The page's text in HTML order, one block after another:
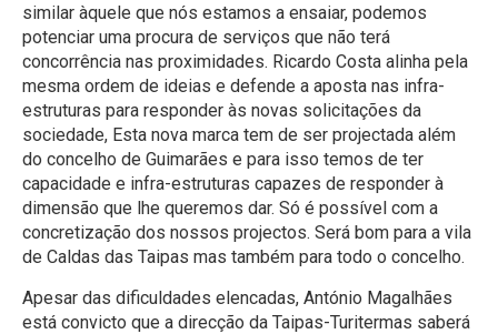
similar àquele que nós estamos a ensaiar, podemos
potenciar uma procura de serviços que não terá
concorrência nas proximidades. Ricardo Costa alinha pela
mesma ordem de ideias e defende a aposta nas infra-
estruturas para responder às novas solicitações da
sociedade, Esta nova marca tem de ser projectada além
do concelho de Guimarães e para isso temos de ter
capacidade e infra-estruturas capazes de responder à
dimensão que lhe queremos dar. Só é possível com a
concretização dos nossos projectos. Será bom para a vila
de Caldas das Taipas mas também para todo o concelho.
Apesar das dificuldades elencadas, António Magalhães
está convicto que a direcção da Taipas-Turitermas saberá